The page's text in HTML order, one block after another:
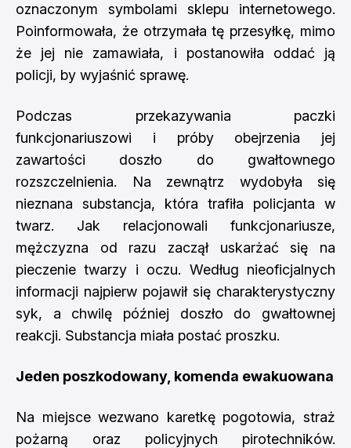
oznaczonym symbolami sklepu internetowego.
Poinformowała, że otrzymała tę przesyłkę, mimo
że jej nie zamawiała, i postanowiła oddać ją
policji, by wyjaśnić sprawę.
Podczas przekazywania paczki
funkcjonariuszowi i próby obejrzenia jej
zawartości doszło do gwałtownego
rozszczelnienia. Na zewnątrz wydobyła się
nieznana substancja, która trafiła policjanta w
twarz. Jak relacjonowali funkcjonariusze,
mężczyzna od razu zaczął uskarżać się na
pieczenie twarzy i oczu. Według nieoficjalnych
informacji najpierw pojawił się charakterystyczny
syk, a chwilę później doszło do gwałtownej
reakcji. Substancja miała postać proszku.
Jeden poszkodowany, komenda ewakuowana
Na miejsce wezwano karetkę pogotowia, straż
pożarną oraz policyjnych pirotechników.